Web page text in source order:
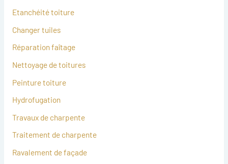
Etanchéité toiture
Changer tuiles
Réparation faîtage
Nettoyage de toitures
Peinture toiture
Hydrofugation
Travaux de charpente
Traitement de charpente
Ravalement de façade